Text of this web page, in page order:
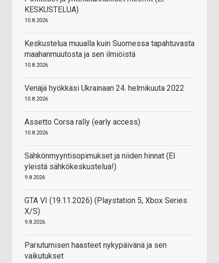
KESKUSTELUA)
10.8.2026
Keskustelua muualla kuin Suomessa tapahtuvasta
maahanmuutosta ja sen ilmiöistä
10.8.2026
Venäjä hyökkäsi Ukrainaan 24. helmikuuta 2022
10.8.2026
Assetto Corsa rally (early access)
10.8.2026
Sähkönmyyntisopimukset ja niiden hinnat (EI
yleistä sähkökeskustelua!)
9.8.2026
GTA VI (19.11.2026) (Playstation 5, Xbox Series
X/S)
9.8.2026
Pariutumisen haasteet nykypäivänä ja sen
vaikutukset